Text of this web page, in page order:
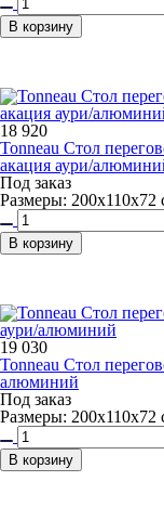
В корзину
18 920
Tonneau Стол
акация аури/
Под заказ
Размеры: 200х110х72
В корзину
19 030
Tonneau Стол
алюминий
Под заказ
Размеры: 200х110х72
В корзину